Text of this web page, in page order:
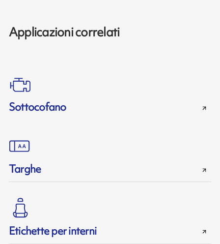
Applicazioni correlati
Sottocofano
Targhe
Etichette per interni